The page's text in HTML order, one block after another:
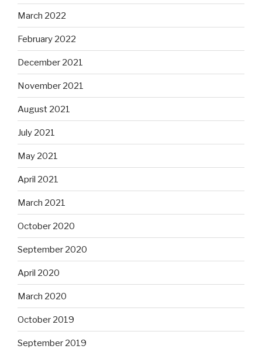
March 2022
February 2022
December 2021
November 2021
August 2021
July 2021
May 2021
April 2021
March 2021
October 2020
September 2020
April 2020
March 2020
October 2019
September 2019